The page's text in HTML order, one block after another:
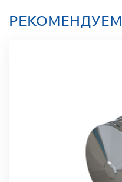
РЕКОМЕНДУЕМ